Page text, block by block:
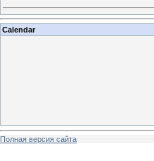
Calendar
Полная версия сайта